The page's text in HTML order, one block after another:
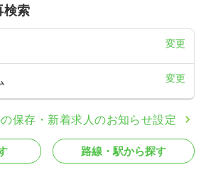
検索
変更
変更
保存・新着求人のお知らせ設定
路線・駅から探す